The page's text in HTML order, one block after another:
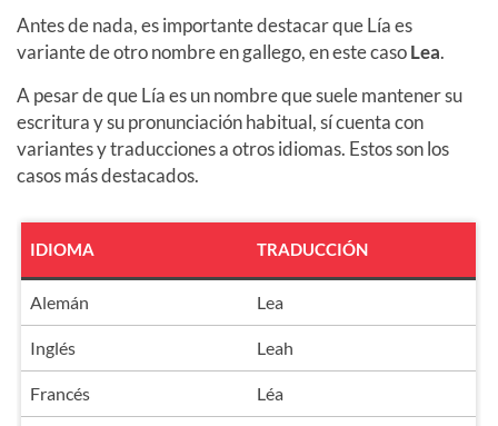
Antes de nada, es importante destacar que Lía es
variante de otro nombre en gallego, en este casoLea.
A pesar de que Lía es un nombre que suele mantener su
escritura y su pronunciación habitual, sí cuenta con
variantes y traducciones a otros idiomas. Estos son los
casos más destacados.
IDIOMA TRADUCCIÓN
Alemán Lea
Inglés Leah
Francés Léa